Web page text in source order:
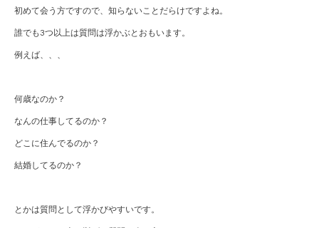
初めて会う方ですので、知らないことだらけですよね。
誰でも3つ以上は質問は浮かぶとおもいます。
例えば、、、
何歳なのか？
なんの仕事してるのか？
どこに住んでるのか？
結婚してるのか？
とかは質問として浮かびやすいです。